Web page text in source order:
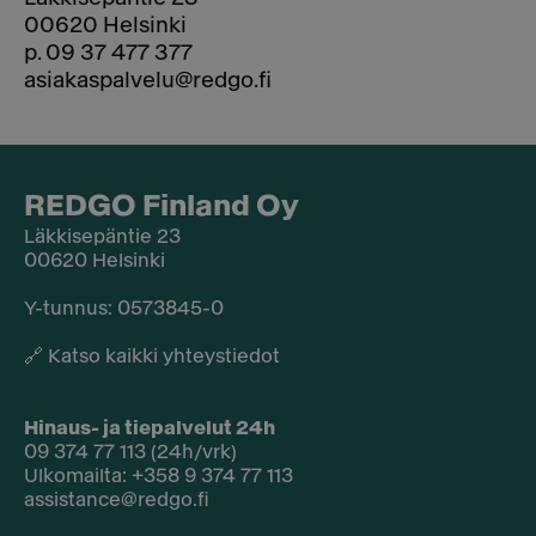
00620 Helsinki
p. 09 37 477 377
asiakaspalvelu@redgo.fi
REDGO Finland Oy
Läkkisepäntie 23
00620 Helsinki
Y-tunnus: 0573845-0​
🔗 Katso kaikki yhteystiedot
Hinaus- ja tiepalvelut 24h
09 374 77 113 (24h/vrk)
Ulkomailta: +358 9 374 77 113
assistance@redgo.fi